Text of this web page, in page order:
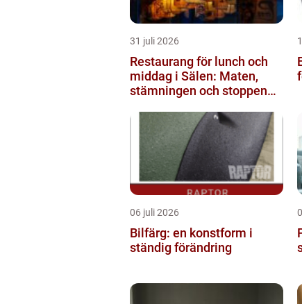
31 juli 2026
Restaurang för lunch och
middag i Sälen: Maten,
stämningen och stoppen
06 juli 2026
Bilfärg: en konstform i
ständig förändring